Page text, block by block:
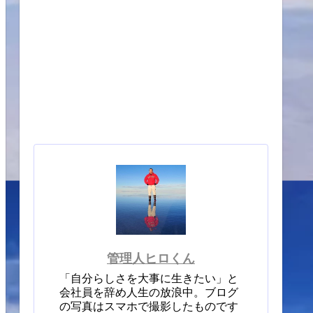
管理人ヒロくん
「自分らしさを大事に生きたい」と
会社員を辞め人生の放浪中。ブログ
の写真はスマホで撮影したものです